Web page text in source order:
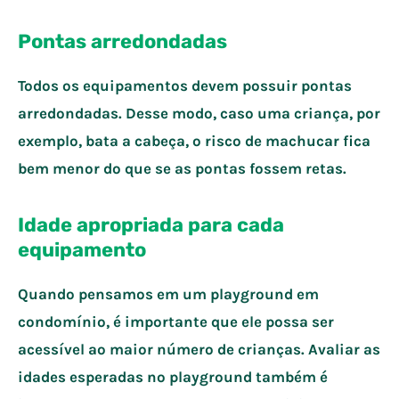
Pontas arredondadas
Todos os equipamentos devem possuir pontas
arredondadas. Desse modo, caso uma criança, por
exemplo, bata a cabeça, o risco de machucar fica
bem menor do que se as pontas fossem retas.
Idade apropriada para cada
equipamento
Quando pensamos em um playground em
condomínio, é importante que ele possa ser
acessível ao maior número de crianças. Avaliar as
idades esperadas no playground também é